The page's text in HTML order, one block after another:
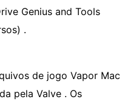
Genius and Tools
.
de jogo Vapor Mac
pela Valve . Os